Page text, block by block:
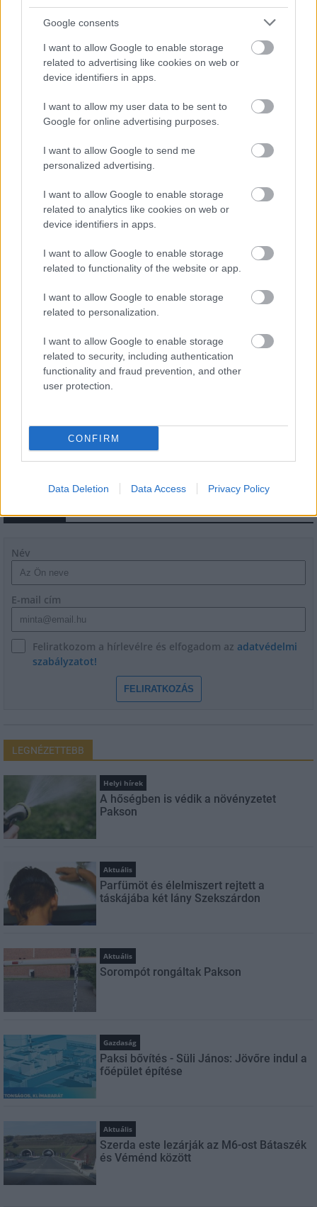
Google consents
I want to allow Google to enable storage
related to advertising like cookies on web or
device identifiers in apps.
I want to allow my user data to be sent to
Google for online advertising purposes.
I want to allow Google to send me
personalized advertising.
I want to allow Google to enable storage
related to analytics like cookies on web or
device identifiers in apps.
I want to allow Google to enable storage
related to functionality of the website or app.
I want to allow Google to enable storage
related to personalization.
I want to allow Google to enable storage
related to security, including authentication
functionality and fraud prevention, and other
user protection.
CONFIRM
Data Deletion Data Access Privacy Policy
Főmterv Mérnöki Tervező Zrt.
Látványos építési szakasz indult be a Flórián téri
A tartós nyári hőség jelentős kihívás elé állítja a KM Építőt,
ennek ellenére folyamatosan halad az aszfaltozás.
Paks II.: Mit jelent az 5. blokk új
árnyékában?
Elkészült a Liszt Ferenc repülőtér
közelében lévő logisztikai bázis út- és
közműhálózatának fejlesztése
Egyetlen, fél évszázados vezetéken
múlt Bicske vízellátása
évfordulójára
HÍRLEVÉL
Név
E-mail cím
Feliratkozom a hírlevélre és elfogadom az adatvédelmi
szabályzatot!
FELIRATKOZÁS
LEGNÉZETTEBB
Helyi hírek
A hőségben is védik a növényzetet
Pakson
Aktuális
Parfümöt és élelmiszert rejtett a
táskájába két lány Szekszárdon
Aktuális
Sorompót rongáltak Pakson
Gazdaság
Paksi bővítés - Süli János: Jövőre indul a
főépület építése
Aktuális
Szerda este lezárják az M6-ost Bátaszék
és Véménd között